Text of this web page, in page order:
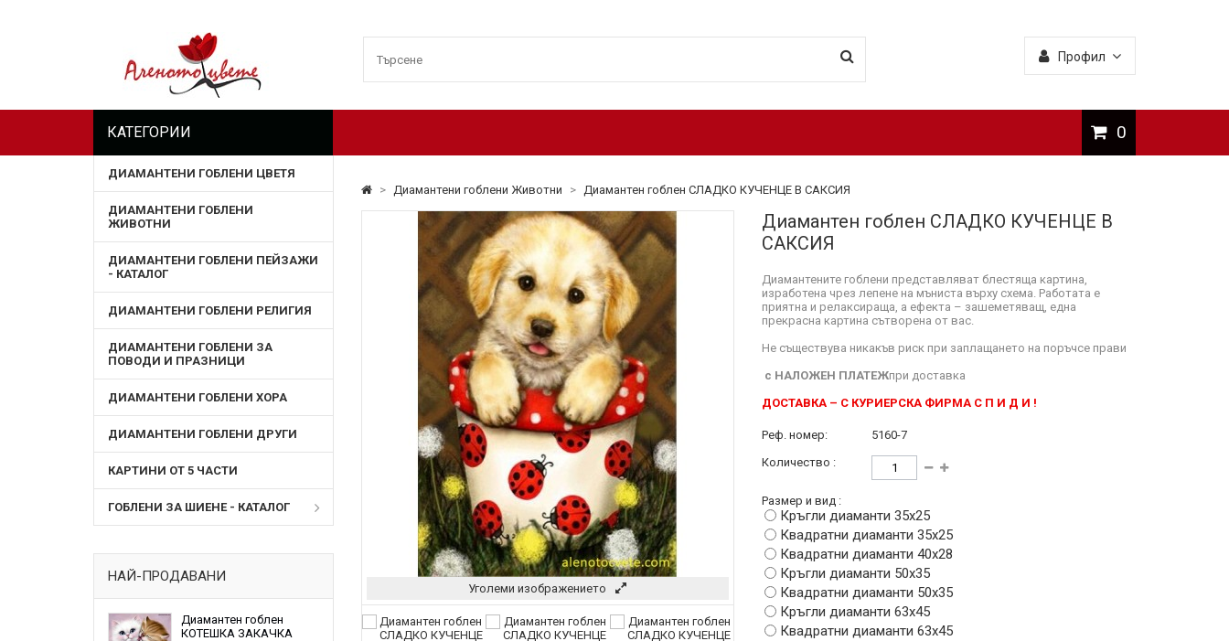
Профил
0
КАТЕГОРИИ
ДИАМАНТЕНИ ГОБЛЕНИ ЦВЕТЯ
ДИАМАНТЕНИ ГОБЛЕНИ
ЖИВОТНИ
ДИАМАНТЕНИ ГОБЛЕНИ ПЕЙЗАЖИ
- КАТАЛОГ
ДИАМАНТЕНИ ГОБЛЕНИ РЕЛИГИЯ
ДИАМАНТЕНИ ГОБЛЕНИ ЗА
ПОВОДИ И ПРАЗНИЦИ
ДИАМАНТЕНИ ГОБЛЕНИ ХОРА
ДИАМАНТЕНИ ГОБЛЕНИ ДРУГИ
КАРТИНИ ОТ 5 ЧАСТИ
ГОБЛЕНИ ЗА ШИЕНЕ - КАТАЛОГ
НАЙ-ПРОДАВАНИ
Диамантен гоблен
КОТЕШКА ЗАКАЧКА
> Диамантени гоблени Животни > Диамантен гоблен СЛАДКО КУЧЕНЦЕ В САКСИЯ
Уголеми изображението
Диамантен гоблен СЛАДКО КУЧЕНЦЕ В
САКСИЯ
Диамантените гоблени представляват блестяща картина,
изработена чрез лепене на мъниста върху схема. Работата е
приятна и релаксираща, а ефекта – зашеметяващ, една
прекрасна картина сътворена от вас.
Не съществува никакъв риск при заплащането на поръчсе прави
с НАЛОЖЕН ПЛАТЕЖпри доставка
ДОСТАВКА – С КУРИЕРСКА ФИРМА С П И Д И !
Реф. номер:
5160-7
Количество :
Размер и вид :
Кръгли диаманти 35х25
Квадратни диаманти 35х25
Квадратни диаманти 40х28
Кръгли диаманти 50х35
Квадратни диаманти 50х35
Кръгли диаманти 63х45
Квадратни диаманти 63х45